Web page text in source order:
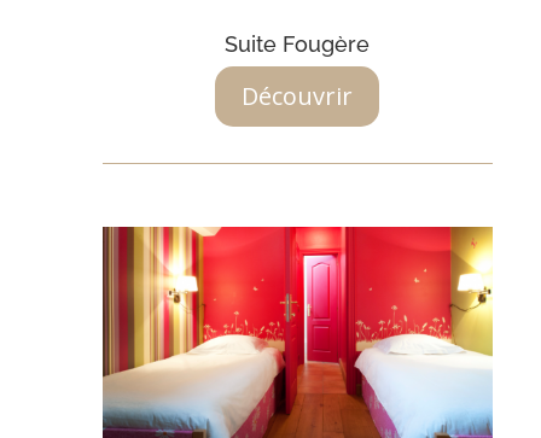
Suite Fougère
Découvrir